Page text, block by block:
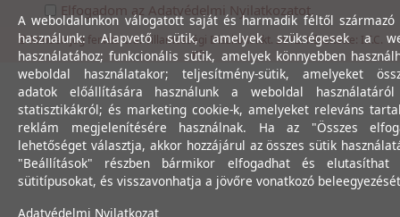
Elfogadom az Adatvédelmi Nyilatkozatot.
© Minden jog fenntartva. Villamossági Diszkont Kkt. 2012. Készítette: I.T.C.
Kft.
A weboldalunkon válogatott saját és harmadik féltől származó
használunk: Alapvető sütik, amelyek szükségesek a
használatához; funkcionális sütik, amelyek könnyebben
weboldal használatakor; teljesítmény-sütik, amelyeket
adatok előállítására használunk a weboldal
statisztikákról; és marketing cookie-k, amelyeket releváns
reklám megjelenítésére használnak. Ha az "Összes
lehetőséget választja, akkor hozzájárul az összes sütik
"Beállítások" részben bármikor elfogadhat és elutasíthat
sütitípusokat, és visszavonhatja a jövőre vonatkozó
Adatvédelmi Nyilatkozat